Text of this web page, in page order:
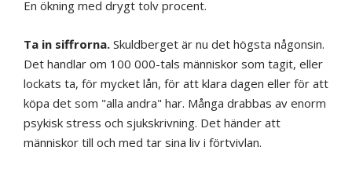
En ökning med drygt tolv procent.
Ta in siffrorna. Skuldberget är nu det högsta någonsin.
Det handlar om 100 000-tals människor som tagit, eller
lockats ta, för mycket lån, för att klara dagen eller för att
köpa det som "alla andra" har. Många drabbas av enorm
psykisk stress och sjukskrivning. Det händer att
människor till och med tar sina liv i förtvivlan.